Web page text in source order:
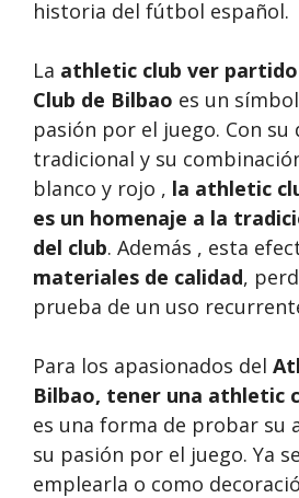
historia del fútbol español.
La athletic club ver partido
Club de Bilbao es un
pasión por el juego. Con su
tradicional y su
blanco y rojo , la athletic
es un homenaje a la
del club. Además , esta
materiales de calidad,
prueba de un uso
Para los apasionados del
Bilbao, tener una athletic
es una forma de probar su
su pasión por el juego. Ya
emplearla o como